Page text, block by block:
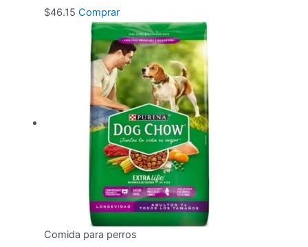
producto
se
pueden
elegir
en
la
página
de
producto
$46.15 Comprar
Comida para perros